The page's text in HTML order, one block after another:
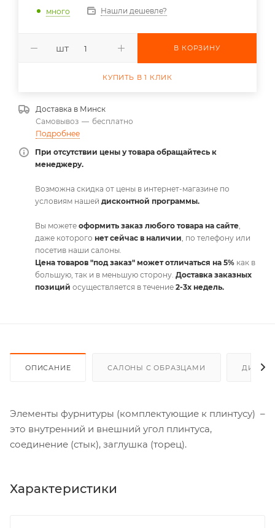
много Нашли дешевле?
шт В КОРЗИНУ
КУПИТЬ В 1 КЛИК
Доставка в Минск
Самовывоз — бесплатно
Подробнее
При отсутствии цены у товара обращайтесь к
менеджеру.
Возможна скидка от цены в интернет-магазине по
условиям нашей дисконтной программы.
Вы можете оформить заказ любого товара на сайте,
даже которого нет сейчас в наличии, по телефону или
посетив наши салоны.
Цена товаров "под заказ" может отличаться на 5% как в
большую, так и в меньшую сторону. Доставка заказных
позиций осуществляется в течение 2-3х недель.
ОПИСАНИЕ САЛОНЫ С ОБРАЗЦАМИ
Элементы фурнитуры (комплектующие к плинтусу) –
это внутренний и внешний угол плинтуса,
соединение (стык), заглушка (торец).
Характеристики